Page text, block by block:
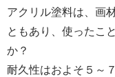
アクリル塗料は、画
ともあり、使ったこ
か？
耐久性はおよそ５～